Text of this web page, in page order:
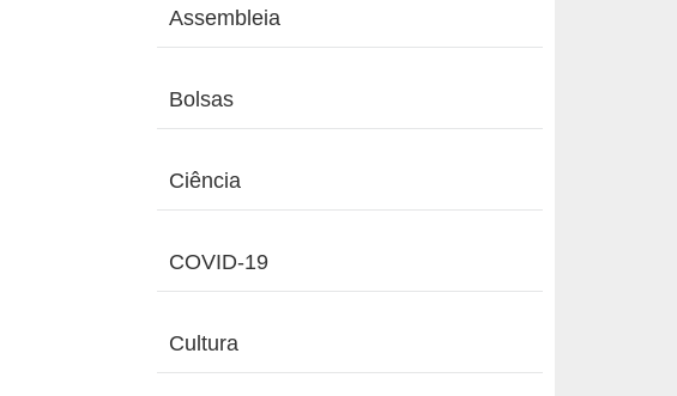
Assembleia
Bolsas
Ciência
COVID-19
Cultura